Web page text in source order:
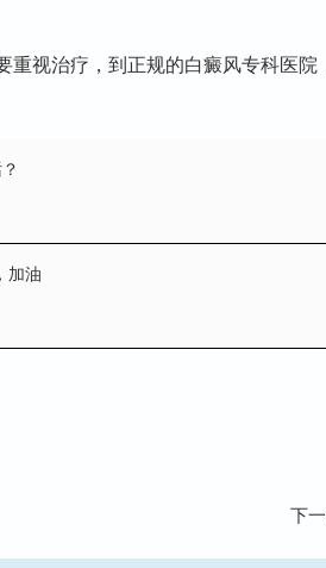
视治疗，到正规的白癜风专科医
加油
下